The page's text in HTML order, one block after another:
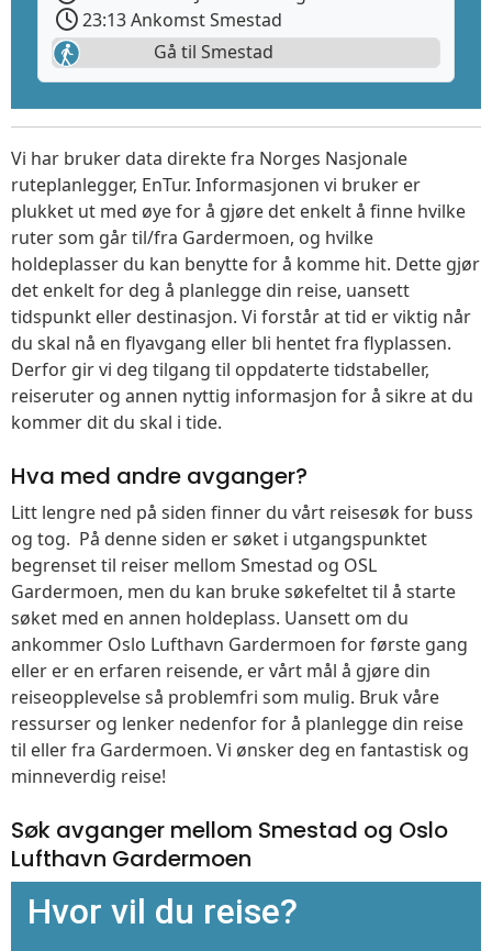
23:13 Ankomst Smestad
Gå til Smestad
Vi har bruker data direkte fra Norges Nasjonale
ruteplanlegger, EnTur. Informasjonen vi bruker er
plukket ut med øye for å gjøre det enkelt å finne hvilke
ruter som går til/fra Gardermoen, og hvilke
holdeplasser du kan benytte for å komme hit. Dette gjør
det enkelt for deg å planlegge din reise, uansett
tidspunkt eller destinasjon. Vi forstår at tid er viktig når
du skal nå en flyavgang eller bli hentet fra flyplassen.
Derfor gir vi deg tilgang til oppdaterte tidstabeller,
reiseruter og annen nyttig informasjon for å sikre at du
kommer dit du skal i tide.
Hva med andre avganger?
Litt lengre ned på siden finner du vårt reisesøk for buss
og tog. På denne siden er søket i utgangspunktet
begrenset til reiser mellom Smestad og OSL
Gardermoen, men du kan bruke søkefeltet til å starte
søket med en annen holdeplass. Uansett om du
ankommer Oslo Lufthavn Gardermoen for første gang
eller er en erfaren reisende, er vårt mål å gjøre din
reiseopplevelse så problemfri som mulig. Bruk våre
ressurser og lenker nedenfor for å planlegge din reise
til eller fra Gardermoen. Vi ønsker deg en fantastisk og
minneverdig reise!
Søk avganger mellom Smestad og Oslo
Lufthavn Gardermoen
Hvor vil du reise?